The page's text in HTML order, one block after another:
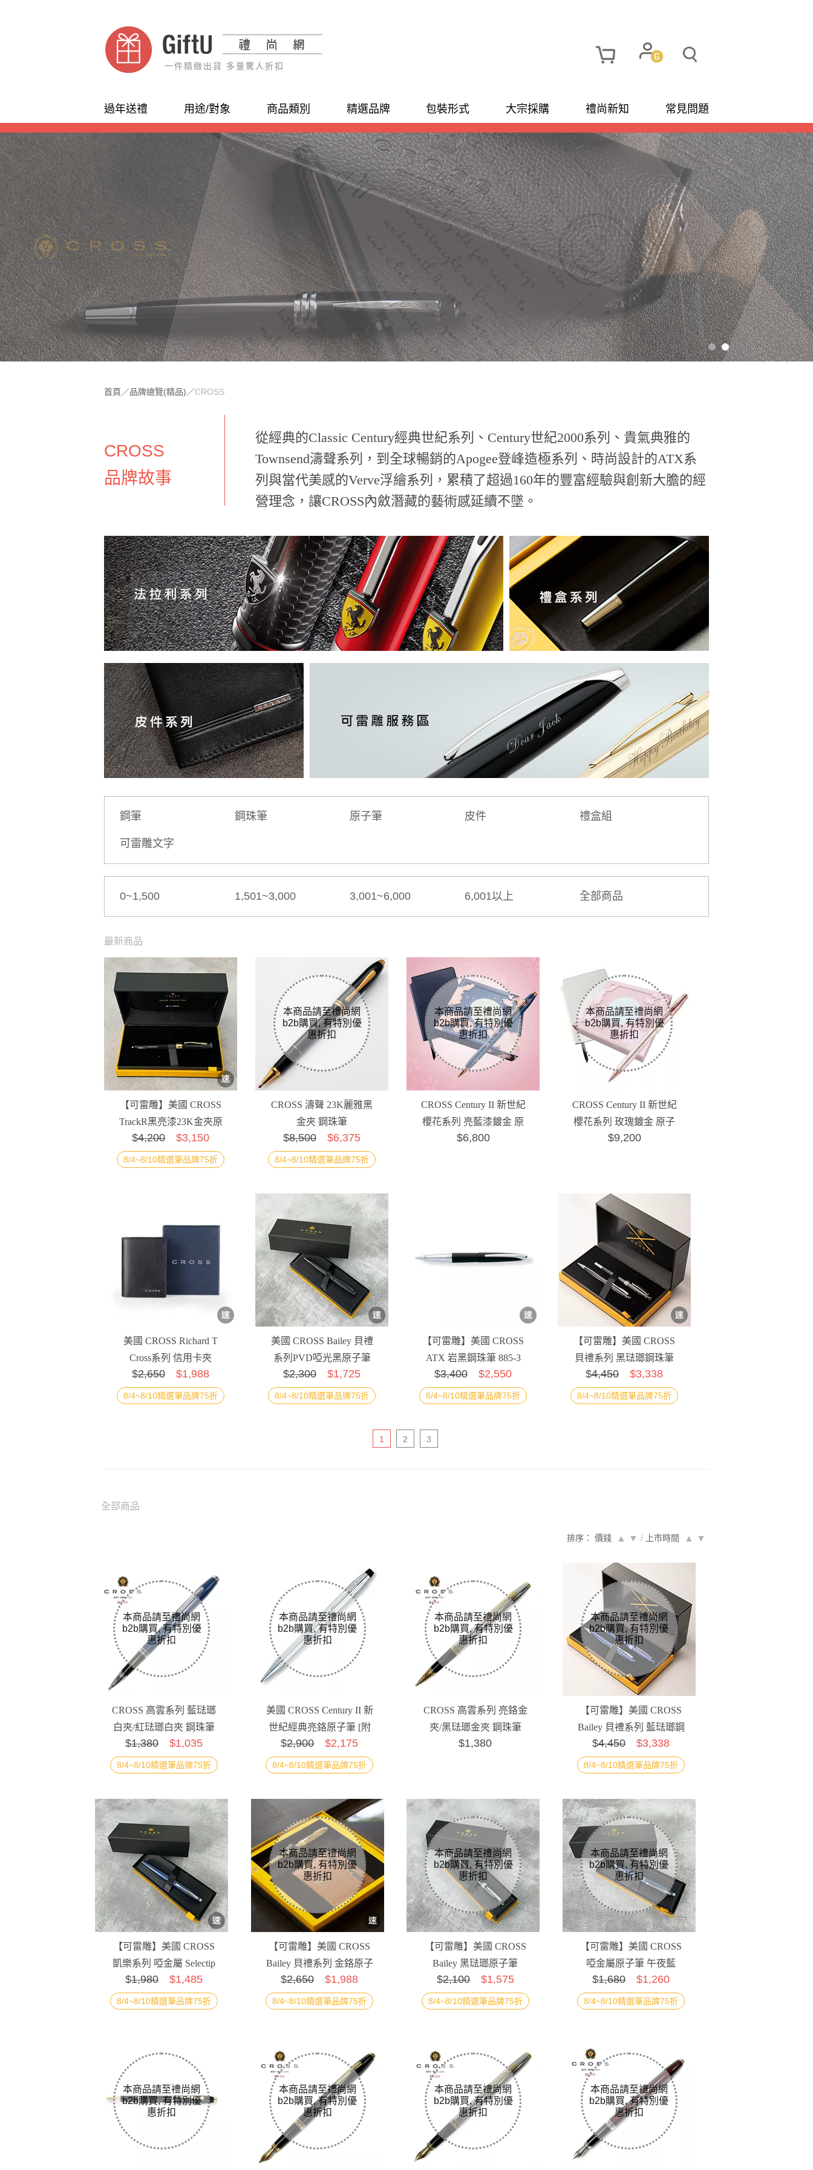
一件精緻出貨 多量驚人折扣
過年送禮 用途/對象 商品類別 精選品牌 包裝形式 大宗採購 禮尚新知 常見問題
首頁 ／品牌總覽(精品) ／CROSS
CROSS
品牌故事
從經典的Classic Century經典世紀系列、Century世紀2000系列、貴氣典雅的
Townsend濤聲系列，到全球暢銷的Apogee登峰造極系列、時尚設計的ATX系
列與當代美感的Verve浮繪系列，累積了超過160年的豐富經驗與創新大膽的經
營理念，讓CROSS內斂潛藏的藝術感延續不墜。
鋼筆 鋼珠筆 原子筆 皮件 禮盒組
可雷雕文字
0~1,500 1,501~3,000 3,001~6,000 6,001以上 全部商品
最新商品
【可雷雕】美國 CROSS
TrackR黑亮漆23K金夾原
子筆 [附提袋]
$4,200 $3,150
8/4~8/10精選筆品牌75折
CROSS 濤聲 23K麗雅黑
金夾 鋼珠筆
$8,500 $6,375
8/4~8/10精選筆品牌75折
CROSS Century II 新世紀
櫻花系列 亮藍漆鍍金 原
子筆配藍色橫...
$6,800
CROSS Century II 新世紀
櫻花系列 玫瑰鍍金 原子
筆配白色橫線...
$9,200
美國 CROSS Richard T
Cross系列 信用卡夾
AC2383...
$2,650 $1,988
8/4~8/10精選筆品牌75折
美國 CROSS Bailey 貝禮
系列PVD啞光黑原子筆
$2,300 $1,725
8/4~8/10精選筆品牌75折
【可雷雕】美國 CROSS
ATX 岩黑鋼珠筆 885-3
[附提袋]
$3,400 $2,550
8/4~8/10精選筆品牌75折
【可雷雕】美國 CROSS
貝禮系列 黑琺瑯鋼珠筆
+原子筆禮盒 [附提袋]
$4,450 $3,338
8/4~8/10精選筆品牌75折
1 2 3
全部商品
排序： 價錢 ▲ ▼ / 上市時間 ▲ ▼
CROSS 高雲系列 藍琺瑯
白夾/紅琺瑯白夾 鋼珠筆
AT0665-9
$1,380$1,035
8/4~8/10精選筆品牌75折
美國 CROSS Century II 新
世紀經典亮鉻原子筆 [附
提袋]
$2,900$2,175
8/4~8/10精選筆品牌75折
CROSS 高雲系列 亮鉻金
夾/黑琺瑯金夾 鋼珠筆
$1,380
【可雷雕】美國 CROSS
Bailey 貝禮系列 藍琺瑯鋼
珠筆+原子筆禮盒...
$4,450$3,338
8/4~8/10精選筆品牌75折
【可雷雕】美國 CROSS
凱樂系列 啞金屬 Selectip
鋼珠筆 午夜藍
$1,980$1,485
8/4~8/10精選筆品牌75折
【可雷雕】美國 CROSS
Bailey 貝禮系列 金鉻原子
筆+棕褐色證件卡...
$2,650$1,988
8/4~8/10精選筆品牌75折
【可雷雕】美國 CROSS
Bailey 黑琺瑯原子筆
$2,100$1,575
8/4~8/10精選筆品牌75折
【可雷雕】美國 CROSS
啞金屬原子筆 午夜藍
$1,680$1,260
8/4~8/10精選筆品牌75折